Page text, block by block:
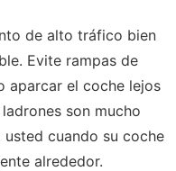
de alto tráfico bien
Evite rampas de
aparcar el coche lejos
son mucho
cuando su coche
alrededor.